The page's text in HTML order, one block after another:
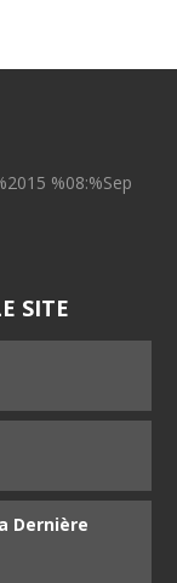
%08:%Sep
SITE
Dernière